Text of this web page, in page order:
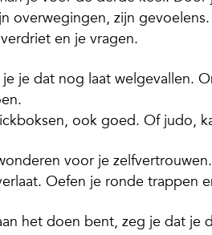
overwegingen, zijn
en je vragen.
je dat nog laat welgevallen.
ook goed. Of judo,
voor je
Oefen je ronde trappen
het doen bent, zeg je dat je